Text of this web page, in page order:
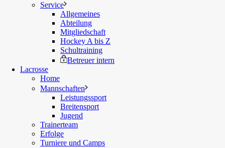
Service
Allgemeines
Abteilung
Mitgliedschaft
Hockey A bis Z
Schultraining
Betreuer intern
Lacrosse
Home
Mannschaften
Leistungssport
Breitensport
Jugend
Trainerteam
Erfolge
Turniere und Camps